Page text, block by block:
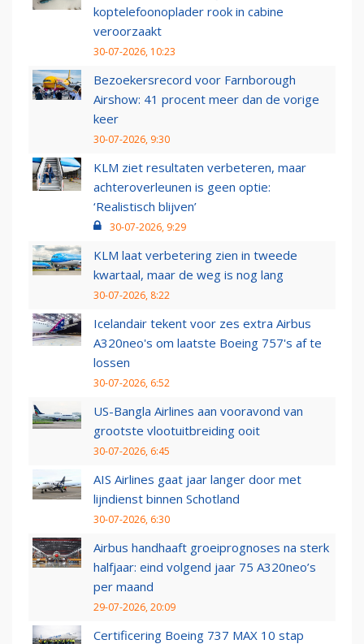
koptelefoonoplader rook in cabine
veroorzaakt
30-07-2026, 10:23
Bezoekersrecord voor Farnborough
Airshow: 41 procent meer dan de vorige
keer
30-07-2026, 9:30
KLM ziet resultaten verbeteren, maar
achteroverleunen is geen optie:
‘Realistisch blijven’
30-07-2026, 9:29
KLM laat verbetering zien in tweede
kwartaal, maar de weg is nog lang
30-07-2026, 8:22
Icelandair tekent voor zes extra Airbus
A320neo's om laatste Boeing 757's af te
lossen
30-07-2026, 6:52
US-Bangla Airlines aan vooravond van
grootste vlootuitbreiding ooit
30-07-2026, 6:45
AIS Airlines gaat jaar langer door met
lijndienst binnen Schotland
30-07-2026, 6:30
Airbus handhaaft groeiprognoses na sterk
halfjaar: eind volgend jaar 75 A320neo’s
per maand
29-07-2026, 20:09
Certificering Boeing 737 MAX 10 stap